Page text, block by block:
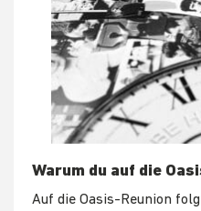
Warum du auf die
Auf die Oasis-Reunion